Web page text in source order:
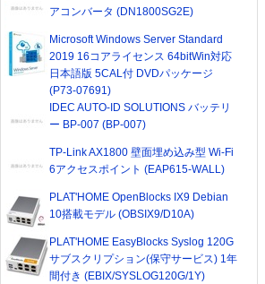
アコンバータ (DN1800SG2E)
Microsoft Windows Server Standard
2019 16コアライセンス 64bitWin対応
日本語版 5CAL付 DVDパッケージ
(P73-07691)
IDEC AUTO-ID SOLUTIONS バッテリ
ー BP-007 (BP-007)
TP-Link AX1800 壁面埋め込み型 Wi-Fi
6アクセスポイント (EAP615-WALL)
PLAT'HOME OpenBlocks IX9 Debian
10搭載モデル (OBSIX9/D10A)
PLAT'HOME EasyBlocks Syslog 120G
サブスクリプション(保守サービス) 1年
間付き (EBIX/SYSLOG120G/1Y)